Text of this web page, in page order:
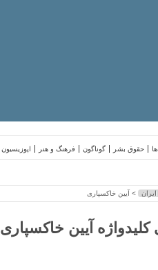
اپوزیسیون فرهنگ و هنر گوناگون حقوق بشر
> آیین خاکسپاری
کلیدواژه آیین خاکسپاری